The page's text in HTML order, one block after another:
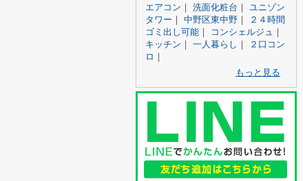
エアコン ｜ 洗面化粧台 ｜ ユニゾン
タワー ｜ 中野区東中野 ｜
２４時間
ゴミ出し可能 ｜ コンシェルジュ ｜
キッチン ｜ 一人暮らし ｜
２口コン
ロ ｜
もっと見る